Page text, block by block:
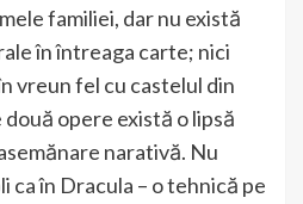
familiei, dar nu există
în întreaga carte; nici
vreun fel cu castelul din
opere există o lipsă
narativă. Nu
ca în Dracula – o tehnică pe